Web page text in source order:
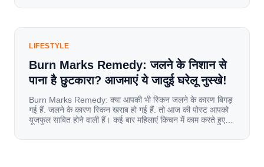
यूज़र्स का जबरदस्त रिस्पॉन्स लॉन्च के तुरंत […]
LIFESTYLE
Burn Marks Remedy: जलने के निशान से
पाना है छुटकारा? आजमाएं ये जादुई घरेलू नुस्खे!
Burn Marks Remedy: क्या आपकी भी स्किन जलने के कारण बिगड़
गई हैं. जलने के कारण स्किन खराब हो गई हैं. तो आज की पोस्ट आपको
यूजफुल साबित होने वाली हैं। कई बार महिलाएं किचन में काम करते हुए
[…]